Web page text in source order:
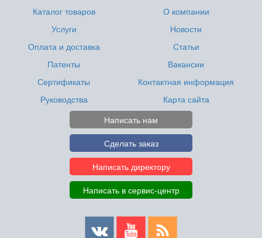
Каталог товаров
Услуги
Оплата и доставка
Патенты
Сертификаты
Руководства
О компании
Новости
Статьи
Вакансии
Контактная информация
Карта сайта
Написать нам
Сделать заказ
Написать директору
Написать в сервис-центр